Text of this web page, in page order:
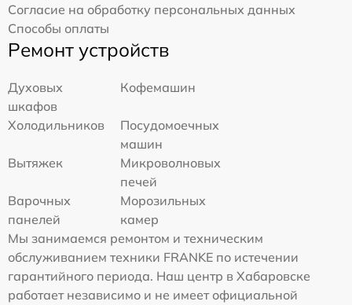
Согласие на обработку персональных данных
Способы оплаты
Ремонт устройств
Духовых
шкафов
Кофемашин
Холодильников
Посудомоечных
машин
Вытяжек
Микроволновых
печей
Варочных
панелей
Морозильных
камер
Мы занимаемся ремонтом и техническим
обслуживанием техники FRANKE по истечении
гарантийного периода. Наш центр в Хабаровске
работает независимо и не имеет официальной